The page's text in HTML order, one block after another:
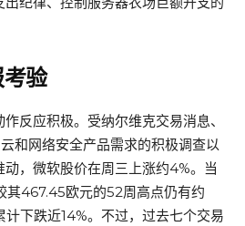
验
反应积极。受纳尔维克交易消息、
和网络安全产品需求的积极调查以
，微软股价在周三上涨约4%。当
其467.45欧元的52周高点仍有约
下跌近14%。不过，过去七个交易